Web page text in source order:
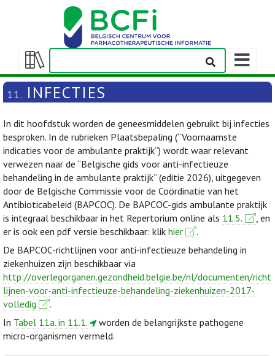
Weergeven/verbergen
inhoudstafel
11. INFECTIES
In dit hoofdstuk worden de geneesmiddelen gebruikt bij infecties
besproken. In de rubrieken Plaatsbepaling (“Voornaamste
indicaties voor de ambulante praktijk”) wordt waar relevant
verwezen naar de “Belgische gids voor anti-infectieuze
behandeling in de ambulante praktijk” (editie 2026), uitgegeven
door de Belgische Commissie voor de Coördinatie van het
Antibioticabeleid (BAPCOC). De BAPCOC-gids ambulante praktijk
is integraal beschikbaar in het Repertorium online als 11.5.
, en
er is ook een pdf versie beschikbaar: klik hier
.
De BAPCOC-richtlijnen voor anti-infectieuze behandeling in
ziekenhuizen zijn beschikbaar via
http://overlegorganen.gezondheid.belgie.be/nl/documenten/richt
lijnen-voor-anti-infectieuze-behandeling-ziekenhuizen-2017-
volledig
.
In Tabel 11a. in 11.1.
worden de belangrijkste pathogene
micro-organismen vermeld.